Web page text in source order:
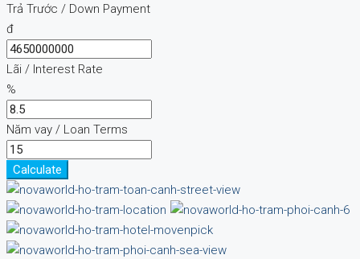
Trả Trước / Down Payment
đ
Lãi / Interest Rate
%
Năm vay / Loan Terms
Calculate